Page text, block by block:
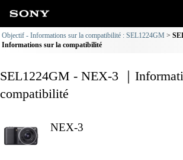
Objectif - Informations sur la compatibilité : SEL1224GM
Informations sur la compatibilité
SEL1224GM - NEX-3 ｜
compatibilité
NEX-3